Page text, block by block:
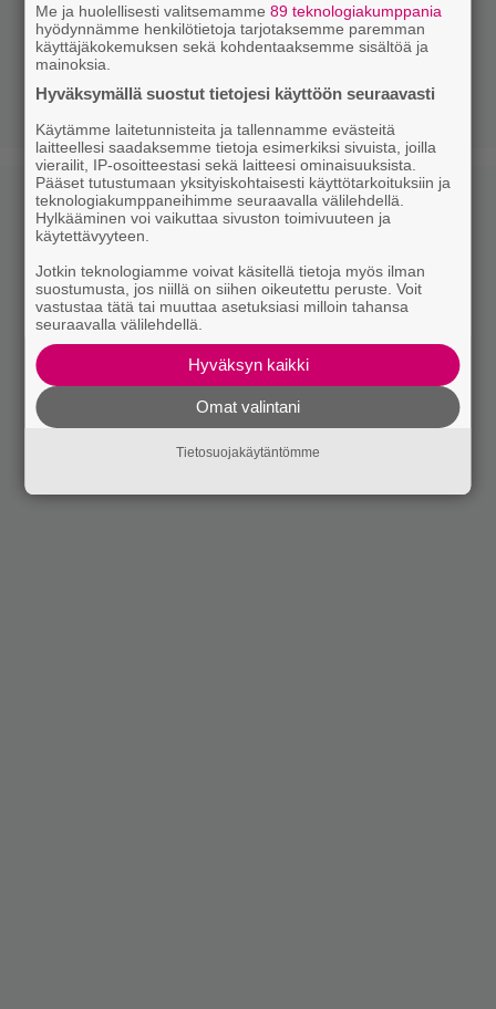
Me ja huolellisesti valitsemamme89 teknologiakumppania
hyödynnämme henkilötietoja tarjotaksemme paremman
käyttäjäkokemuksen sekä kohdentaaksemme sisältöä ja
mainoksia.
Hyväksymällä suostut tietojesi käyttöön seuraavasti
Käytämme laitetunnisteita ja tallennamme evästeitä
laitteellesi saadaksemme tietoja esimerkiksi sivuista, joilla
vierailit, IP-osoitteestasi sekä laitteesi ominaisuuksista.
Pääset tutustumaan yksityiskohtaisesti käyttötarkoituksiin ja
teknologiakumppaneihimme seuraavalla välilehdellä.
Hylkääminen voi vaikuttaa sivuston toimivuuteen ja
käytettävyyteen.
Jotkin teknologiamme voivat käsitellä tietoja myös ilman
suostumusta, jos niillä on siihen oikeutettu peruste. Voit
vastustaa tätä tai muuttaa asetuksiasi milloin tahansa
seuraavalla välilehdellä.
Hyväksyn kaikki
Omat valintani
Tietosuojakäytäntömme